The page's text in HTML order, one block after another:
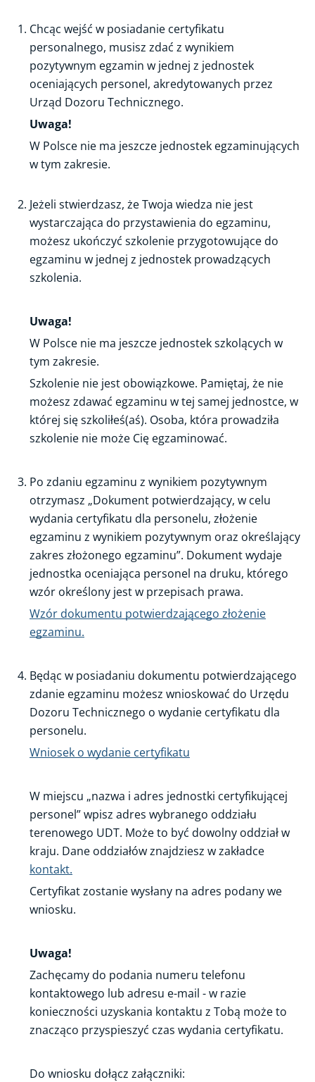
Urządzenia chłodnicze, klimatyzacyjne lub pompy ciepła
Systemy ochrony przeciwpożarowej i gaśnic
Stacjonarne rozdzielnice elektryczne
Rozpuszczalniki
Wymiana certyfikatu
Zmiana danych certyfikatu
Wtórnik certyfikatu
Wzory certyfikatów
Certyfikat dla przedsiębiorców
Certyfikacja jednostki oceniającej personel
Certyfikacja jednostki prowadzącej szkolenia
odbytym szkoleniu
Zakres umiejętności i wiedzy
Przepisy
Rejestry
FAQ
Chcąc wejść w posiadanie certyfikatu
personalnego, musisz zdać z wynikiem
pozytywnym egzamin w jednej z jednostek
oceniających personel, akredytowanych przez
Urząd Dozoru Technicznego.
Uwaga!
W Polsce nie ma jeszcze jednostek egzaminujących
w tym zakresie.
Jeżeli stwierdzasz, że Twoja wiedza nie jest
wystarczająca do przystawienia do egzaminu,
możesz ukończyć szkolenie przygotowujące do
egzaminu w jednej z jednostek prowadzących
szkolenia.
Uwaga!
W Polsce nie ma jeszcze jednostek szkolących w
tym zakresie.
Szkolenie nie jest obowiązkowe. Pamiętaj, że nie
możesz zdawać egzaminu w tej samej jednostce, w
której się szkoliłeś(aś). Osoba, która prowadziła
szkolenie nie może Cię egzaminować.
Po zdaniu egzaminu z wynikiem pozytywnym
otrzymasz „Dokument potwierdzający, w celu
wydania certyfikatu dla personelu, złożenie
egzaminu z wynikiem pozytywnym oraz określający
zakres złożonego egzaminu”. Dokument wydaje
jednostka oceniająca personel na druku, którego
wzór określony jest w przepisach prawa.
Wzór dokumentu potwierdzającego złożenie
egzaminu.
Będąc w posiadaniu dokumentu potwierdzającego
zdanie egzaminu możesz wnioskować do Urzędu
Dozoru Technicznego o wydanie certyfikatu dla
personelu.
Wniosek o wydanie certyfikatu
W miejscu „nazwa i adres jednostki certyfikującej
personel” wpisz adres wybranego oddziału
terenowego UDT. Może to być dowolny oddział w
kraju. Dane oddziałów znajdziesz w zakładce
kontakt.
Certyfikat zostanie wysłany na adres podany we
wniosku.
Uwaga!
Zachęcamy do podania numeru telefonu
kontaktowego lub adresu e-mail - w razie
konieczności uzyskania kontaktu z Tobą może to
znacząco przyspieszyć czas wydania certyfikatu.
Do wniosku dołącz załączniki: